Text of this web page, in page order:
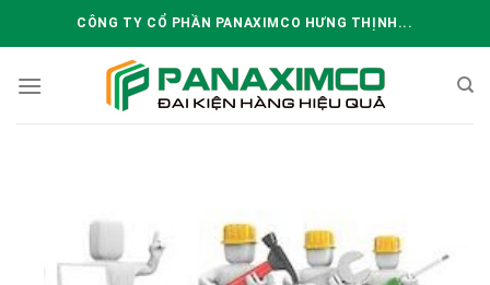
CÔNG TY CỔ PHẦN PANAXIMCO HƯNG THỊNH...